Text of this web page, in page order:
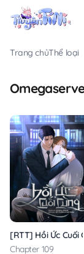
Trang chủThể loại
[RTT] Hồi Ức Cuối
Chapter 109